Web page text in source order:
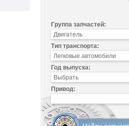
Группа запчастей:
Тип транспорта:
Год выпуска:
Привод: